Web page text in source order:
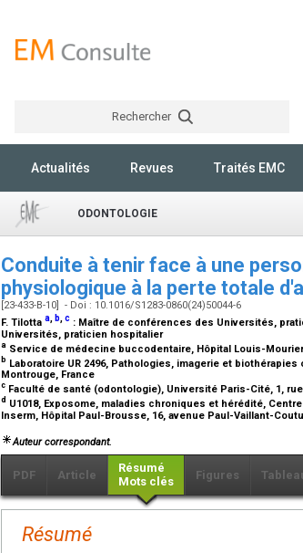
Rechercher
Actualités Revues Traités EMC
ODONTOLOGIE
Conduite à tenir face à une
physiologique à la perte totale
[23-433-B-10] - Doi : 10.1016/S1283-0860(24)50044-6
F. Tilotta a, b,c : Maître de conférences des Universités,
Universités, praticien hospitalier
a Service de médecine buccodentaire, Hôpital Louis-
b Laboratoire UR 2496, Pathologies, imagerie et
Montrouge, France
c Faculté de santé (odontologie), Université Paris-Cité, 1,
d U1018, Exposome, maladies chroniques et hérédité,
Inserm, Hôpital Paul-Brousse, 16, avenue Paul-Vaillant-
Auteur correspondant.
PDF Article
Résumé
Mots clés
Figures
Résumé